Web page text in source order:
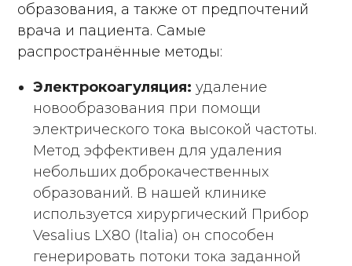
образования, а также от предпочтений
врача и пациента. Самые
распространённые методы:
Электрокоагуляция: удаление
новообразования при помощи
электрического тока высокой частоты.
Метод эффективен для удаления
небольших доброкачественных
образований. В нашей клинике
используется хирургический Прибор
Vesalius LX80 (Italia) он способен
генерировать потоки тока заданной